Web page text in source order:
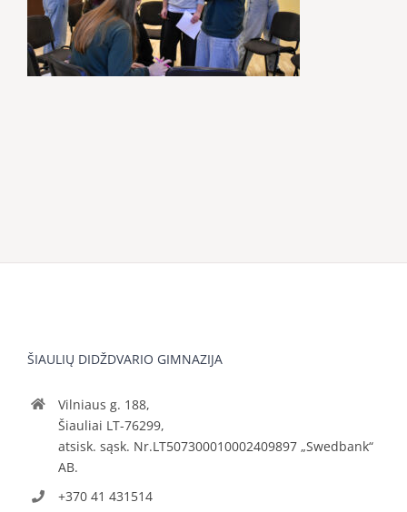
ŠIAULIŲ DIDŽDVARIO GIMNAZIJA
Vilniaus g. 188,
Šiauliai LT-76299,
atsisk. sąsk. Nr.LT507300010002409897 „Swedbank“
AB.
+370 41 431514